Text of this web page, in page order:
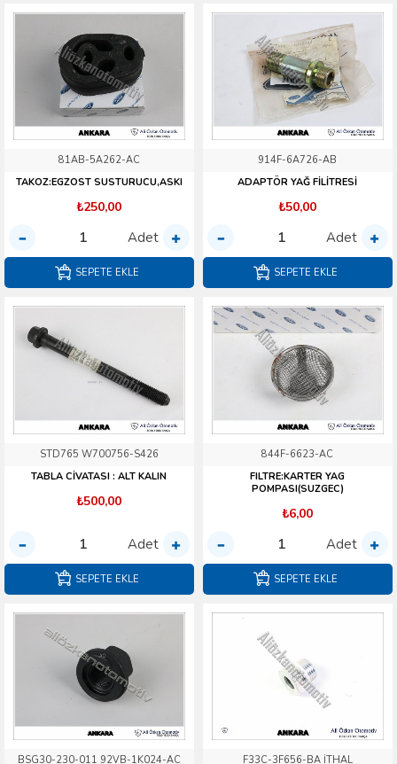
81AB-5A262-AC
TAKOZ:EGZOST SUSTURUCU,ASKI
₺250,00
Adet
SEPETE EKLE
914F-6A726-AB
ADAPTÖR YAĞ FİLİTRESİ
₺50,00
Adet
SEPETE EKLE
STD765 W700756-S426
TABLA CİVATASI : ALT KALIN
₺500,00
Adet
SEPETE EKLE
844F-6623-AC
FILTRE:KARTER YAG
POMPASI(SUZGEC)
₺6,00
Adet
SEPETE EKLE
BSG30-230-011 92VB-1K024-AC
F33C-3F656-BA İTHAL